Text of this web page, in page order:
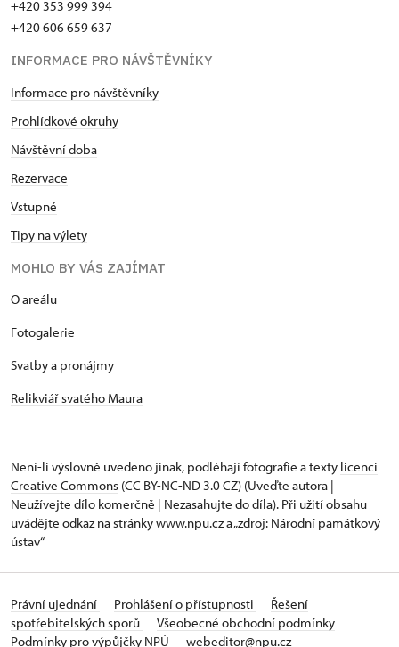
+420 353 999 394
+420 606 659 637
INFORMACE PRO NÁVŠTĚVNÍKY
Informace pro návštěvníky
Prohlídkové okruhy
Návštěvní doba
Rezervace
Vstupné
Tipy na výlety
MOHLO BY VÁS ZAJÍMAT
O areálu
Fotogalerie
Svatby a pronájmy
Relikviář svatého Maura
Není-li výslovně uvedeno jinak, podléhají fotografie a texty licenci
Creative Commons (CC BY-NC-ND 3.0 CZ) (Uveďte autora |
Neužívejte dílo komerčně | Nezasahujte do díla). Při užití obsahu
uvádějte odkaz na stránky www.npu.cz a „zdroj: Národní památkový
ústav“
Právní ujednání Prohlášení o přístupnosti
Řešení
spotřebitelských sporů
Všeobecné obchodní podmínky
Podmínky pro výpůjčky NPÚ
webeditor@npu.cz